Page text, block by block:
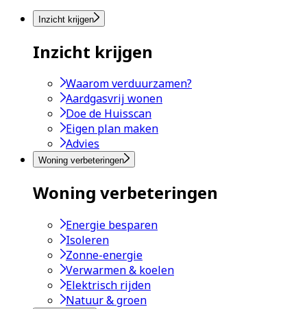
Inzicht krijgen
Inzicht krijgen
Waarom verduurzamen?
Aardgasvrij wonen
Doe de Huisscan
Eigen plan maken
Advies
Woning verbeteringen
Woning verbeteringen
Energie besparen
Isoleren
Zonne-energie
Verwarmen & koelen
Elektrisch rijden
Natuur & groen